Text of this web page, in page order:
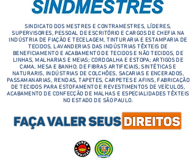
SINDICATO DOS MESTRES E CONTRAMESTRES, LÍDERES,
SUPERVISORES, PESSOAL DE ESCRITÓRIO E CARGOS DE CHEFIA NA
INDÚSTRIA DE FIAÇÃO E TECELAGEM, TINTURARIA E ESTAMPARIA DE
TECIDOS, LAVANDERIAS DAS INDÚSTRIAS TÊXTEIS DE
BENEFICIAMENTO E ACABAMENTO DE TECIDOS E NÃO TECIDOS, DE
LINHAS, MALHARIAS E MEIAS; CORDOALHA E ESTOPA; ARTIGOS DE
CAMA, MESA E BANHO; DE FIBRAS ARTIFICIAIS, SINTÉTICAS E
NATURARIS, INDÚSTRIAS DE COLCHÕES, SACARIAS E ENCERADOS,
PASSAMANARIAS, RENDAS, TAPETES, CARPETES E AFINS, FABRICAÇÃO
DE TECIDOS PARA ESTOFAMENTO E REVESTIMENTOS DE VEÍCULOS,
ACABAMENTO DE CONFECÇÃO DE MALHAS E ESPECIALIDADES TÊXTEIS
NO ESTADO DE SÃO PAULO.